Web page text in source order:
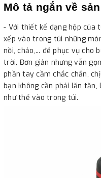
Mô tả ngắn về
- Với thiết kế dạng hộp của
xếp vào trong túi những
nồi, chảo,... để phục vụ cho
trời. Đơn giản nhưng vẫn
phần tay cầm chắc chắn,
bạn không cần phải lăn
như thế vào trong túi.